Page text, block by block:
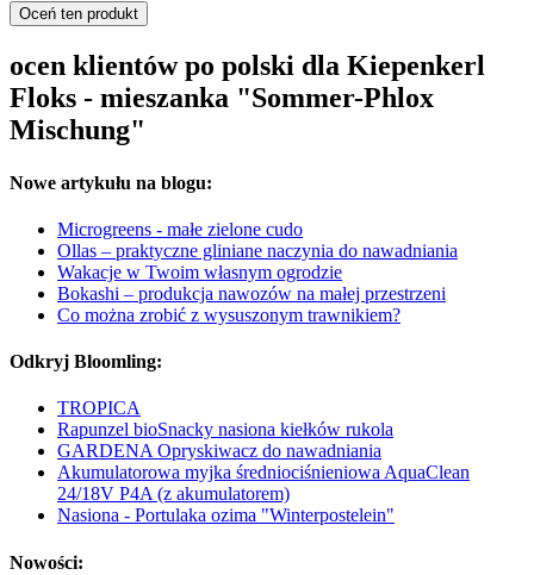
Oceń ten produkt
ocen klientów po polski dla Kiepenkerl
Floks - mieszanka "Sommer-Phlox
Mischung"
Nowe artykułu na blogu:
Microgreens - małe zielone cudo
Ollas – praktyczne gliniane naczynia do nawadniania
Wakacje w Twoim własnym ogrodzie
Bokashi – produkcja nawozów na małej przestrzeni
Co można zrobić z wysuszonym trawnikiem?
Odkryj Bloomling:
TROPICA
Rapunzel bioSnacky nasiona kiełków rukola
GARDENA Opryskiwacz do nawadniania
Akumulatorowa myjka średniociśnieniowa AquaClean
24/18V P4A (z akumulatorem)
Nasiona - Portulaka ozima "Winterpostelein"
Nowości: